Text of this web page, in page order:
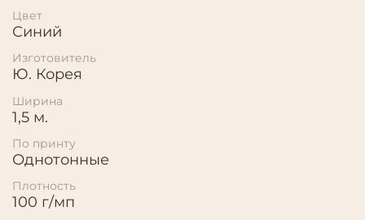
Цвет
Синий
Изготовитель
Ю. Корея
Ширина
1,5 м.
По принту
Однотонные
Плотность
100 г/мп